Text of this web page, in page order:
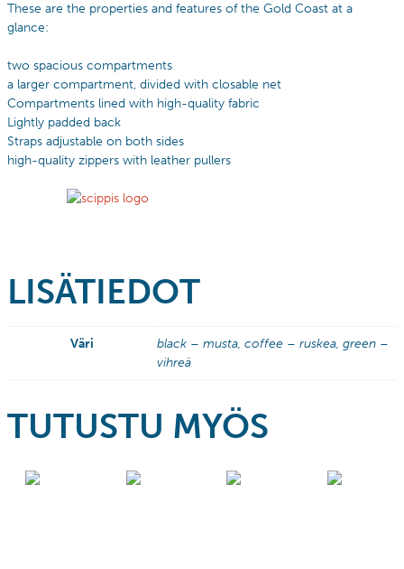
These are the properties and features of the Gold Coast at a
glance:
two spacious compartments
a larger compartment, divided with closable net
Compartments lined with high-quality fabric
Lightly padded back
Straps adjustable on both sides
high-quality zippers with leather pullers
LISÄTIEDOT
Väri
black – musta, coffee – ruskea, green –
vihreä
TUTUSTU MYÖS